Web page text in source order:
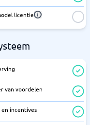
licentie
van voordelen
en incentives